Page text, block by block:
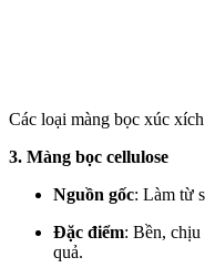
Các loại màng bọc xúc
3. Màng bọc cellulose
Nguồn gốc: Làm từ
Đặc điểm: Bền,
quả.